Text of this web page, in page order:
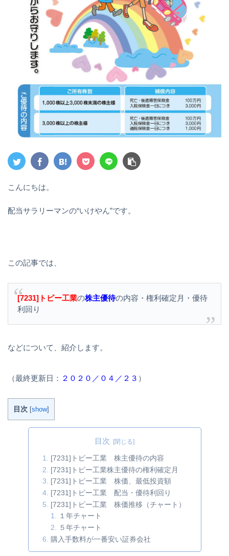
こんにちは。
配当サラリーマンの“いけやん”です。
この記事では、
[7231]トピー工業の株主優待の内容・権利確定月・優待
利回り
などについて、紹介します。
（最終更新日： ２０２０／０４／２３ ）
目次 [show]
目次
[7231]トピー工業 株主優待の内容
[7231]トピー工業株主優待の権利確定月
[7231]トピー工業 株価、最低投資額
[7231]トピー工業 配当・優待利回り
[7231]トピー工業 株価推移（チャート）
１年チャート
５年チャート
購入手数料が一番安い証券会社